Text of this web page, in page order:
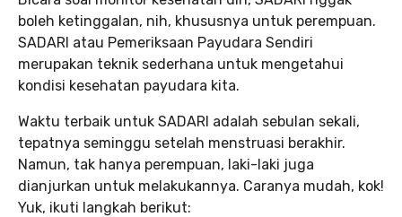
boleh ketinggalan, nih, khususnya untuk perempuan.
SADARI atau Pemeriksaan Payudara Sendiri
merupakan teknik sederhana untuk mengetahui
kondisi kesehatan payudara kita.
Waktu terbaik untuk SADARI adalah sebulan sekali,
tepatnya seminggu setelah menstruasi berakhir.
Namun, tak hanya perempuan, laki-laki juga
dianjurkan untuk melakukannya. Caranya mudah, kok!
Yuk, ikuti langkah berikut: